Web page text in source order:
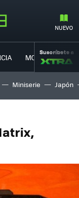
NUEVO
MOVILIDAD
Suscríbete a
Miniserie Japón